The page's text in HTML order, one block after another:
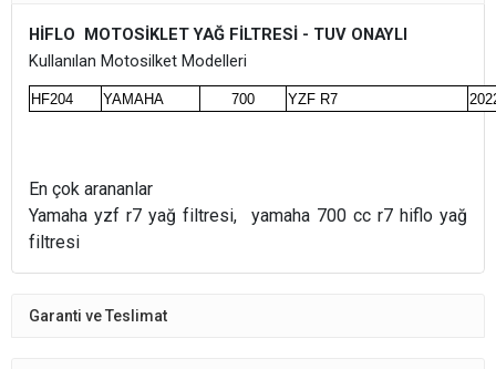
HİFLO MOTOSİKLET YAĞ FİLTRESİ - TUV ONAYLI
Kullanılan Motosilket Modelleri
HF204 YAMAHA 700 YZF R7
En çok arananlar
Yamaha yzf r7 yağ filtresi, yamaha 700 cc r7 hiflo yağ
filtresi
Garanti ve Teslimat